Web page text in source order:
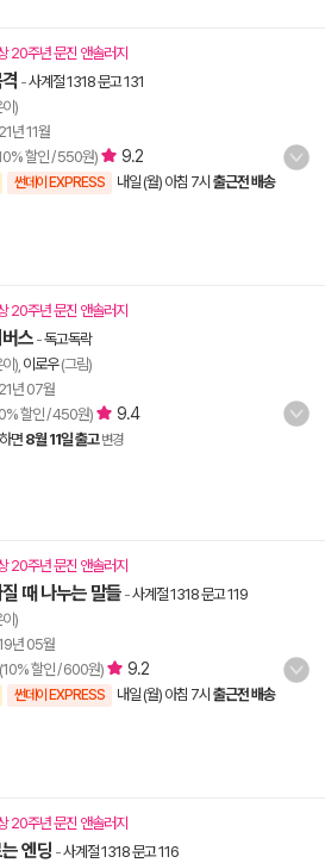
20주년 문진 앤솔러지
-사계절 1318 문고 131
)
년 11월
할인 / 550원) 9.2
썬데이 EXPRESS 내일 (월) 아침 7시 출근전 배송
20주년 문진 앤솔러지
스-독고독락
), 이로우(그림)
년 07월
할인 / 450원) 9.4
면8월 11일 출고 변경
20주년 문진 앤솔러지
때 나누는 말들 -사계절 1318 문고 119
)
년 05월
할인 / 600원) 9.2
썬데이 EXPRESS 내일 (월) 아침 7시 출근전 배송
20주년 문진 앤솔러지
엔딩 -사계절 1318 문고 116